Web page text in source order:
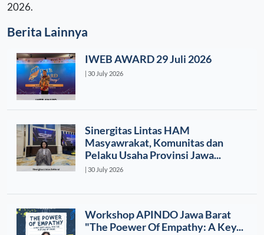
2026.
Berita Lainnya
IWEB AWARD 29 Juli 2026
| 30 July 2026
Sinergitas Lintas HAM
Masyawrakat, Komunitas dan
Pelaku Usaha Provinsi Jawa...
| 30 July 2026
Workshop APINDO Jawa Barat
"The Poewer Of Empathy: A Key...